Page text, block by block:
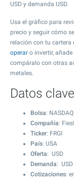
USD y demanda USD.
Usa el gráfico para
precio y seguir cómo
relación con tu cartera
operar o invertir,
compáralo con otras
metales.
Datos clave
Bolsa: NASDAQ
Compañía:
Ticker: FRGI
País: USA
Oferta: USD
Demanda: USD
Cotizaciones: